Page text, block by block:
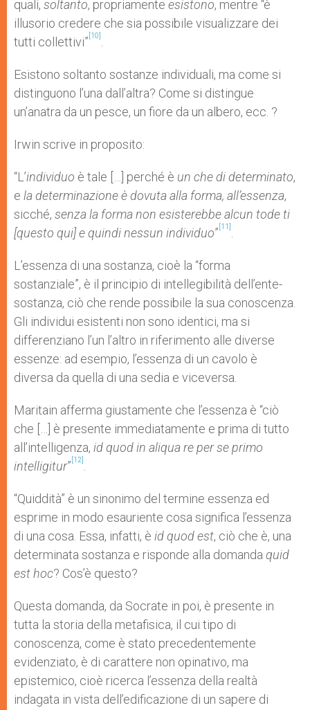
quali, soltanto, propriamente esistono, mentre “è
illusorio credere che sia possibile visualizzare dei
tutti collettivi” [10] .
Esistono soltanto sostanze individuali, ma come si
distinguono l’una dall’altra? Come si distingue
un’anatra da un pesce, un fiore da un albero, ecc. ?
Irwin scrive in proposito:
“L’individuo è tale […] perché è un che di determinato,
e la determinazione è dovuta alla forma, all’essenza,
sicché, senza la forma non esisterebbe alcun tode ti
[questo qui] e quindi nessun individuo” [11] .
L’essenza di una sostanza, cioè la “forma
sostanziale”, è il principio di intellegibilità dell’ente-
sostanza, ciò che rende possibile la sua conoscenza.
Gli individui esistenti non sono identici, ma si
differenziano l’un l’altro in riferimento alle diverse
essenze: ad esempio, l’essenza di un cavolo è
diversa da quella di una sedia e viceversa.
Maritain afferma giustamente che l’essenza è “ciò
che […] è presente immediatamente e prima di tutto
all’intelligenza, id quod in aliqua re per se primo
intelligitur” [12] .
“Quiddità” è un sinonimo del termine essenza ed
esprime in modo esauriente cosa significa l’essenza
di una cosa. Essa, infatti, è id quod est, ciò che è, una
determinata sostanza e risponde alla domanda quid
est hoc? Cos’è questo?
Questa domanda, da Socrate in poi, è presente in
tutta la storia della metafisica, il cui tipo di
conoscenza, come è stato precedentemente
evidenziato, è di carattere non opinativo, ma
epistemico, cioè ricerca l’essenza della realtà
indagata in vista dell’edificazione di un sapere di